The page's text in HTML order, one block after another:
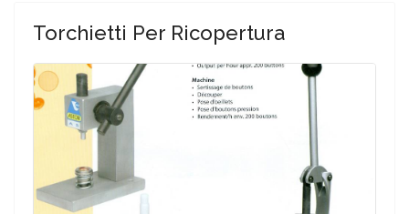
Torchietti Per Ricopertura